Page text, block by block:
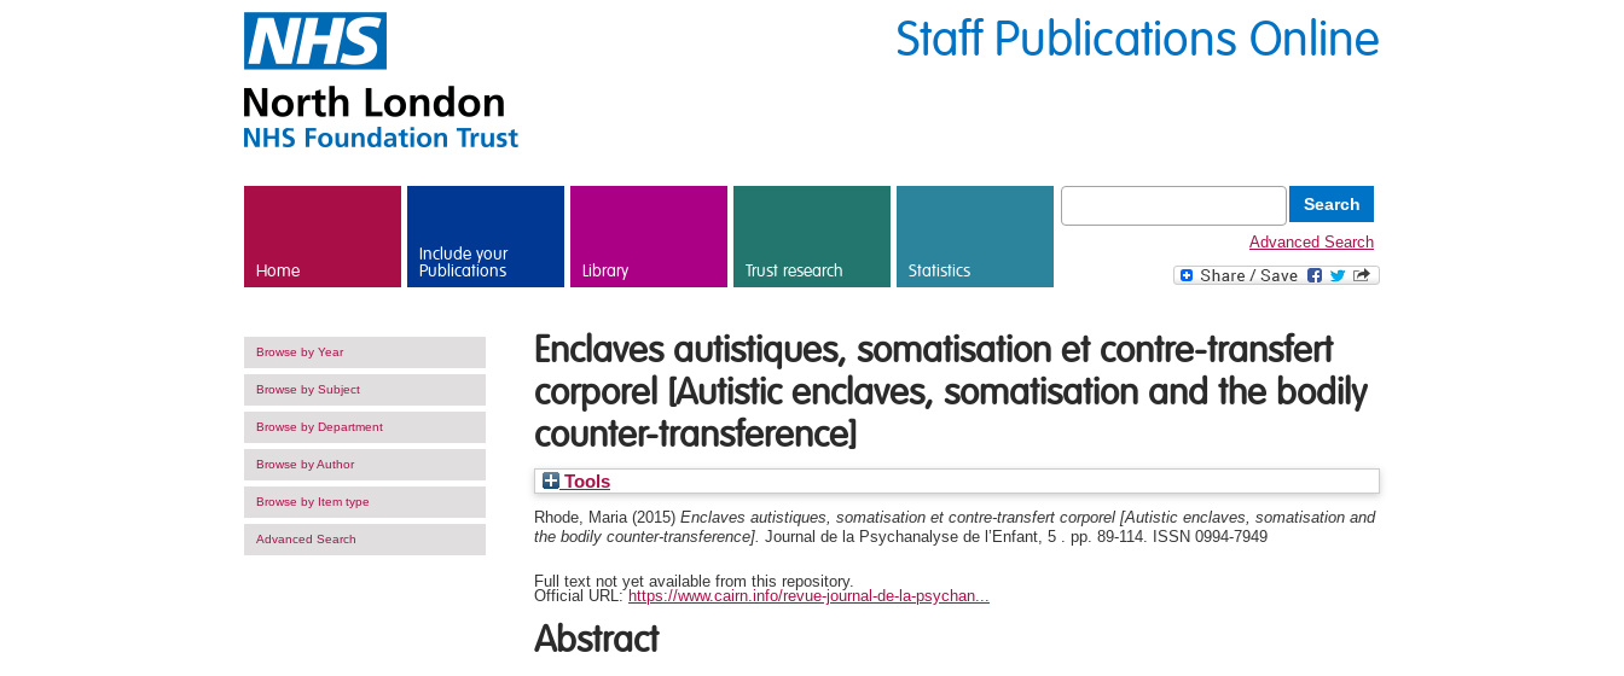
Staff Publications Online
Home
Include your
Publications Library Trust research Statistics
Advanced Search
Browse by Year
Browse by Subject
Browse by Department
Browse by Author
Browse by Item type
Advanced Search
Enclaves autistiques, somatisation et contre-transfert
corporel [Autistic enclaves, somatisation and the bodily
counter-transference]
Tools
Rhode, Maria(2015) Enclaves autistiques, somatisation et contre-transfert corporel [Autistic enclaves, somatisation and
the bodily counter-transference]. Journal de la Psychanalyse de l’Enfant, 5 . pp. 89-114. ISSN 0994-7949
Full text not yet available from this repository.
Official URL: https://www.cairn.info/revue-journal-de-la-psychan...
Abstract